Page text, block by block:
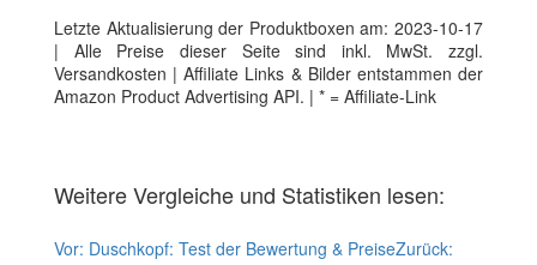
Letzte Aktualisierung der Produktboxen am: 2023-10-17
| Alle Preise dieser Seite sind inkl. MwSt. zzgl.
Versandkosten | Affiliate Links & Bilder entstammen der
Amazon Product Advertising API. | * = Affiliate-Link
Weitere Vergleiche und Statistiken lesen:
Vor: Duschkopf: Test der Bewertung & PreiseZurück: